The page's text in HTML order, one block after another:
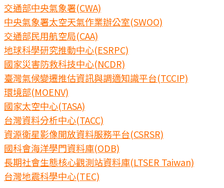
交通部中央氣象署(CWA)
中央氣象署太空天氣作業辦公室(SWOO)
交通部民用航空局(CAA)
地球科學研究推動中心(ESRPC)
國家災害防救科技中心(NCDR)
臺灣氣候變遷推估資訊與調適知識平台(TCCIP)
環境部(MOENV)
國家太空中心(TASA)
台灣資料分析中心(TACC)
資源衛星影像開放資料服務平台(CSRSR)
國科會海洋學門資料庫(ODB)
長期社會生態核心觀測站資料庫(LTSER Taiwan)
台灣地震科學中心(TEC)